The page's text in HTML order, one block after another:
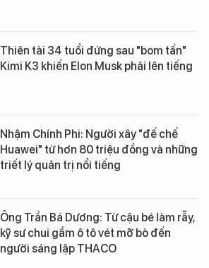
Thiên tài 34 tuổi đứng sau "bom tấn"
Kimi K3 khiến Elon Musk phải lên tiếng
Nhậm Chính Phi: Người xây "đế chế
Huawei" từ hơn 80 triệu đồng và những
triết lý quản trị nổi tiếng
Ông Trần Bá Dương: Từ cậu bé làm rẫy,
kỹ sư chui gầm ô tô vét mỡ bò đến
người sáng lập THACO